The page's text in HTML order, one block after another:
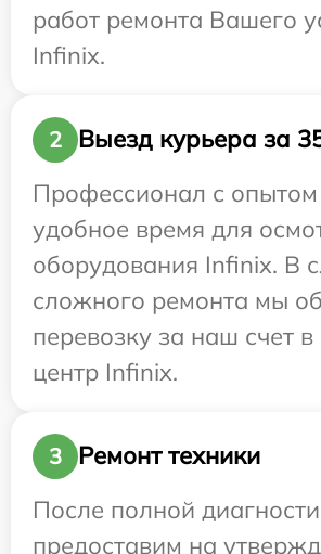
работ ремонта Вашего
Infinix.
2
Выезд курьера за
Профессионал с опытом
удобное время для
оборудования Infinix. В
сложного ремонта мы
перевозку за наш счет
центр Infinix.
3
Ремонт техники
После полной
предоставим на